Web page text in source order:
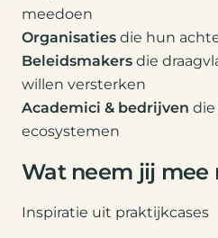
meedoen
Organisaties die hun
Beleidsmakers die
willen versterken
Academici & bedrijven die
ecosystemen
Wat neem jij mee
Inspiratie uit praktijkcases